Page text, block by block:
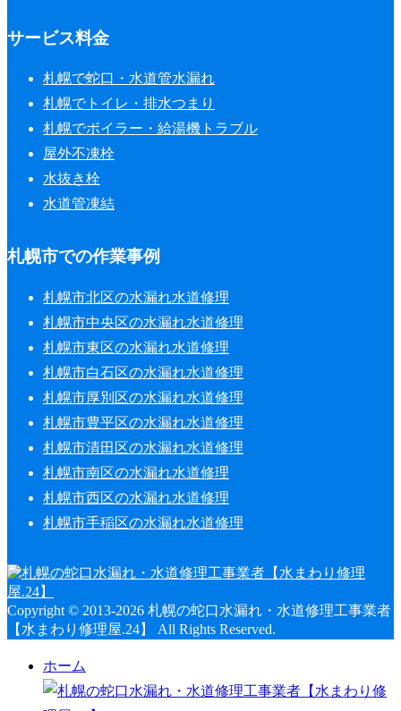
サービス料金
札幌で蛇口・水道管水漏れ
札幌でトイレ・排水つまり
札幌でボイラー・給湯機トラブル
屋外不凍栓
水抜き栓
水道管凍結
札幌市での作業事例
札幌市北区の水漏れ水道修理
札幌市中央区の水漏れ水道修理
札幌市東区の水漏れ水道修理
札幌市白石区の水漏れ水道修理
札幌市厚別区の水漏れ水道修理
札幌市豊平区の水漏れ水道修理
札幌市清田区の水漏れ水道修理
札幌市南区の水漏れ水道修理
札幌市西区の水漏れ水道修理
札幌市手稲区の水漏れ水道修理
Copyright © 2013-2026 札幌の蛇口水漏れ・水道修理工事業者
【水まわり修理屋.24】 All Rights Reserved.
ホーム